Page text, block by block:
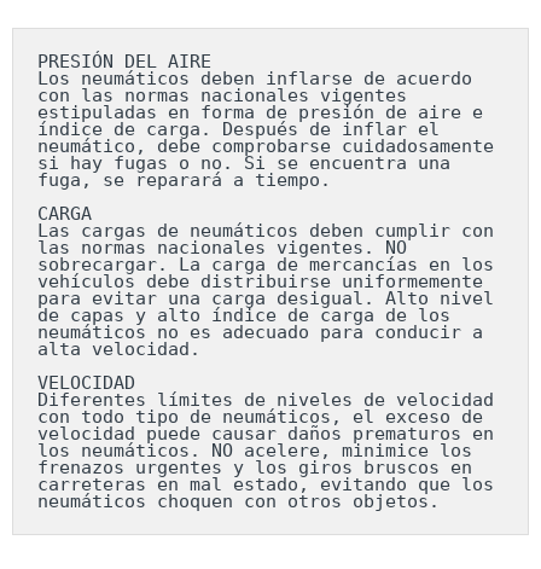
PRESIÓN DEL AIRE
Los neumáticos deben inflarse de acuerdo
con las normas nacionales vigentes
estipuladas en forma de presión de aire e
índice de carga. Después de inflar el
neumático, debe comprobarse cuidadosamente
si hay fugas o no. Si se encuentra una
fuga, se reparará a tiempo.
CARGA
Las cargas de neumáticos deben cumplir con
las normas nacionales vigentes. NO
sobrecargar. La carga de mercancías en los
vehículos debe distribuirse uniformemente
para evitar una carga desigual. Alto nivel
de capas y alto índice de carga de los
neumáticos no es adecuado para conducir a
alta velocidad.
VELOCIDAD
Diferentes límites de niveles de velocidad
con todo tipo de neumáticos, el exceso de
velocidad puede causar daños prematuros en
los neumáticos. NO acelere, minimice los
frenazos urgentes y los giros bruscos en
carreteras en mal estado, evitando que los
neumáticos choquen con otros objetos.